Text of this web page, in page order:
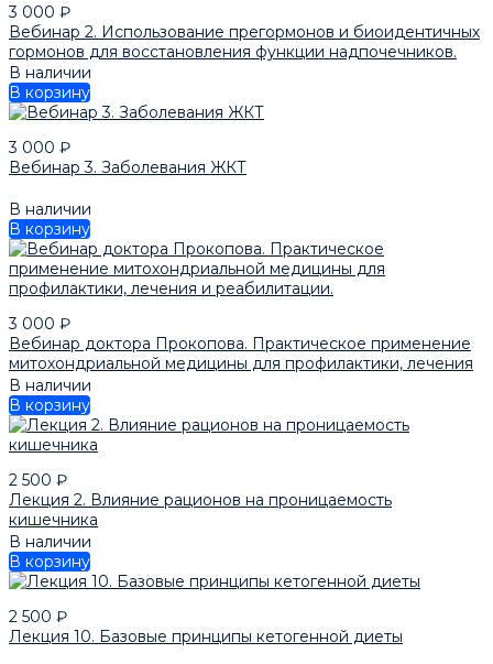
3 000 ₽
Вебинар 2. Использование прегормонов и биоидентичных
гормонов для восстановления функции надпочечников.
Гормонозаместительная терапия с точки зрения
интегративной медицины.
В наличии
В корзину
3 000 ₽
Вебинар 3. Заболевания ЖКТ
В наличии
В корзину
3 000 ₽
Вебинар доктора Прокопова. Практическое применение
митохондриальной медицины для профилактики, лечения
и реабилитации.
В наличии
В корзину
2 500 ₽
Лекция 2. Влияние рационов на проницаемость
кишечника
В наличии
В корзину
2 500 ₽
Лекция 10. Базовые принципы кетогенной диеты